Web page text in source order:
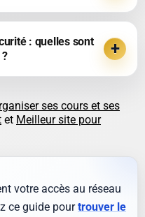
: quelles sont
ses cours et ses
et Meilleur site pour
votre accès au réseau
ce guide pourtrouver le